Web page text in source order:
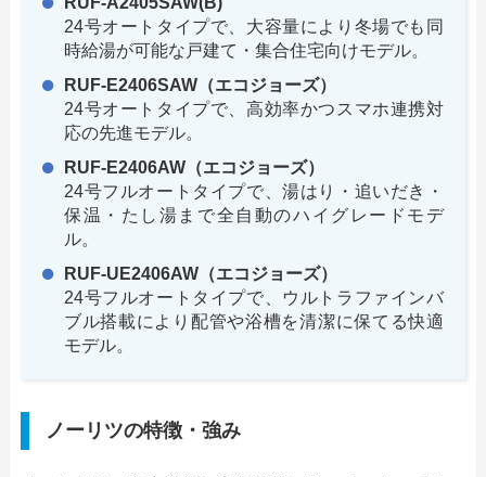
24号オートタイプで、大容量により冬場でも同
時給湯が可能な戸建て・集合住宅向けモデル。
RUF-E2406SAW（エコジョーズ）
24号オートタイプで、高効率かつスマホ連携対
応の先進モデル。
RUF-E2406AW（エコジョーズ）
24号フルオートタイプで、湯はり・追いだき・
保温・たし湯まで全自動のハイグレードモデ
ル。
RUF-UE2406AW（エコジョーズ）
24号フルオートタイプで、ウルトラファインバ
ブル搭載により配管や浴槽を清潔に保てる快適
モデル。
ノーリツの特徴・強み